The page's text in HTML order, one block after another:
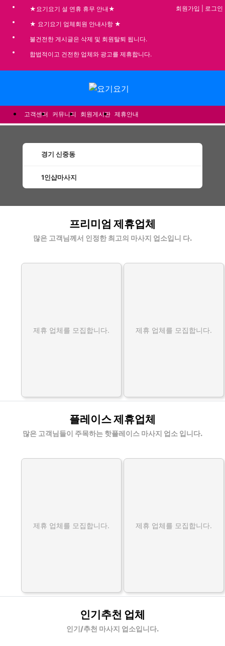
★요기요기 설 연휴 휴무 안내★
★ 요기요기 업체회원 안내사항 ★
불건전한 게시글은 삭제 및 회원탈퇴 됩니다.
합법적이고 건전한 업체와 광고를 제휴합니다.
회원가입 로그인
고객센터 커뮤니티 회원게시판 제휴안내
경기 신중동
1인샵마사지
프리미엄 제휴업체
많은 고객님께서 인정한 최고의 마사지 업소입니 다.
제휴 업체를 모집합니다. 제휴 업체를 모집합니다.
플레이스 제휴업체
많은 고객님들이 주목하는 핫플레이스 마사지 업소 입니다.
제휴 업체를 모집합니다. 제휴 업체를 모집합니다.
인기추천 업체
인기/추천 마사지 업소입니다.